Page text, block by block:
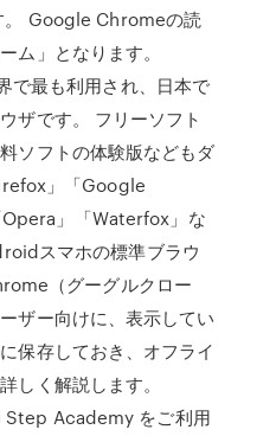
。 Google Chromeの読
ム」となります。
最も利用され、日本で
ザです。 フリーソフト
ソフトの体験版などもダ
」「Google
」「Waterfox」な
スマホの標準ブラウ
（グーグルクロー
ザー向けに、表示してい
保存しておき、オフライ
しく解説します。
Step Academy をご利用